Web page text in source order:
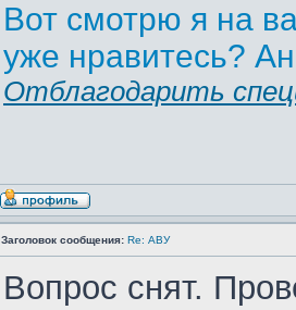
Вот смотрю я на
уже нравитесь?
Отблагодарить
Заголовок сообщения: Re: АВУ
Вопрос снят.